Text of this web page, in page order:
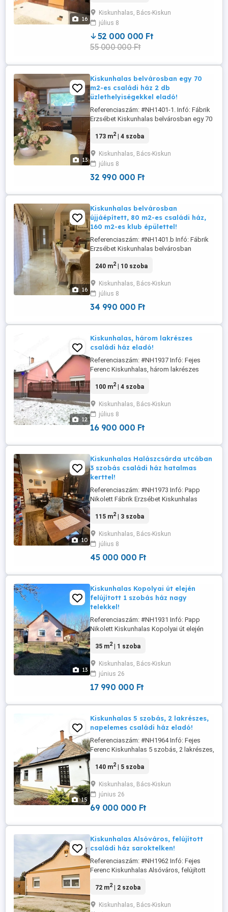
16
418 m2-es telekterületen, 160 m2
lakóterületű, kétszintes felújított családi
ház eladó! Az ingatlan egy ikerház
felújított ...
Kiskunhalas, Bács-Kiskun
július 8
52 000 000 Ft
55 000 000 Ft
13
Kiskunhalas belvárosban egy 70
m2-es családi ház 2 db
üzlethelyiségekkel eladó!
Referenciaszám: #NH1401-1. Infó: Fábrik
Erzsébet Kiskunhalas belvárosban egy 70
eladó! Kiskunhalas Petőfi utcán a Tiszti
több részből álló, külön-külön is
hasznosítható ingatlan. Az ingatlan 700
m2 telekterületen ...
173 m2| 4 szoba
Kiskunhalas, Bács-Kiskun
július 8
32 990 000 Ft
16
Kiskunhalas belvárosban
újjáépített, 80 m2-es családi ház,
160 m2-es klub épülettel!
Referenciaszám: #NH1401.b Infó: Fábrik
Erzsébet Kiskunhalas belvárosban
es klub épülettel! Kiskunhalas Petőfi utcán
részből álló, külön-külön is hasznosítható
ingatlan. Az ingatlan 962 m2 telekterületen
helyezkedik ...
240 m2| 10 szoba
Kiskunhalas, Bács-Kiskun
július 8
34 990 000 Ft
12
Kiskunhalas, három lakrészes
családi ház eladó!
Referenciaszám: #NH1937 Infó: Fejes
Ferenc Kiskunhalas, három lakrészes
városrészében kínáljuk ezt a sokoldalú
különbejáratú lakrészből áll: két 40 m -es
és egy 20 m -es egységből. Minden
lakrész önállóan használható! Első ...
100 m2| 4 szoba
Kiskunhalas, Bács-Kiskun
július 8
16 900 000 Ft
10
Kiskunhalas Halászcsárda utcában
3 szobás családi ház hatalmas
kerttel!
Referenciaszám: #NH1973 Infó: Papp
Nikolett Fábrik Erzsébet Kiskunhalas
ház hatalmas kerttel! Kiskunhalas Sóstói-
4184 m2 telekterületen, 2 lakóépületben,
összesen 115 m2 lakóterületű családi ház
hatalmas gazdálkodásra ...
115 m2| 3 szoba
Kiskunhalas, Bács-Kiskun
július 8
45 000 000 Ft
13
Kiskunhalas Kopolyai út elején
felújított 1 szobás ház nagy
telekkel!
Referenciaszám: #NH1931 Infó: Papp
Nikolett Kiskunhalas Kopolyai út elején
Kiskunhalas déli részén a Kopolyai út
felújított 35 m2-es hasznos lakóterületű
egy szoba, konyha, fürdőszoba,
előszobás kis ház. Az épület előtt egy ...
35 m2| 1 szoba
Kiskunhalas, Bács-Kiskun
június 26
17 990 000 Ft
15
Kiskunhalas 5 szobás, 2 lakrészes,
napelemes családi ház eladó!
Referenciaszám: #NH1964 Infó: Fejes
Ferenc Kiskunhalas 5 szobás, 2 lakrészes,
Kiskunhalason eladó egy 569 m -es telken
alapterületű, két külön lakrészből álló
családi ház. Az ingatlan külön
mérőóráinak és praktikus elrendezésének
140 m2| 5 szoba
Kiskunhalas, Bács-Kiskun
június 26
69 000 000 Ft
Kiskunhalas Alsóváros, felújított
családi ház saroktelken!
Referenciaszám: #NH1962 Infó: Fejes
Ferenc Kiskunhalas Alsóváros, felújított
alsóvárosi részén, 415 m -es saroktelken
új tulajdonosát. A vegyes falazatú,
72 m2| 2 szoba
Kiskunhalas, Bács-Kiskun